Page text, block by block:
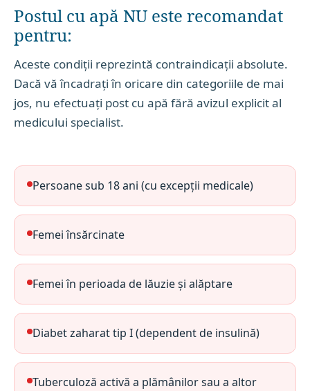
Postul cu apă NU este recomandat
pentru:
Aceste condiții reprezintă contraindicații absolute.
Dacă vă încadrați în oricare din categoriile de mai
jos, nu efectuați post cu apă fără avizul explicit al
medicului specialist.
Persoane sub 18 ani (cu excepții medicale)
Femei însărcinate
Femei în perioada de lăuzie și alăptare
Diabet zaharat tip I (dependent de insulină)
Tuberculoză activă a plămânilor sau a altor